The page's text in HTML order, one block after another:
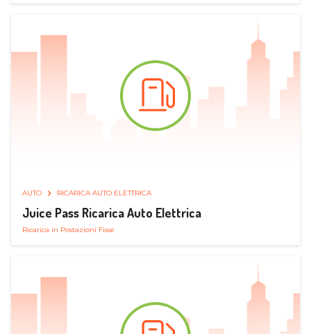
AUTO RICARICA AUTO ELETTRICA
Juice Pass Ricarica Auto Elettrica
Ricarica in Postazioni Fisse